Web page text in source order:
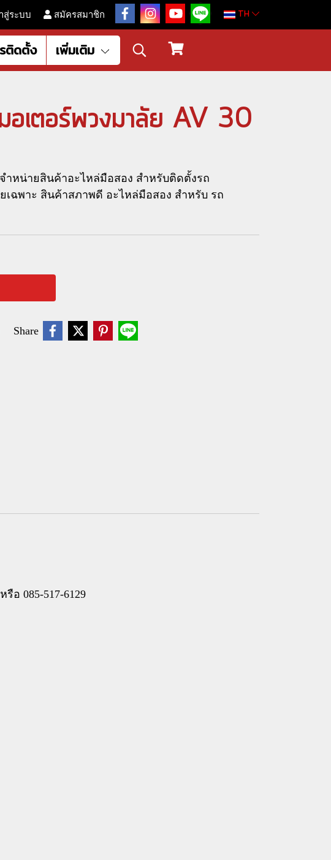
สู่ระบบ สมัครสมาชิก TH
ติดตั้ง เพิ่มเติม
อเตอร์พวงมาลัย AV 30
ำหน่ายสินค้าอะไหล่มือสอง สำหรับติดตั้งรถ
เฉพาะ สินค้าสภาพดี อะไหล่มือสอง สำหรับ รถ
Share
อ 085-517-6129